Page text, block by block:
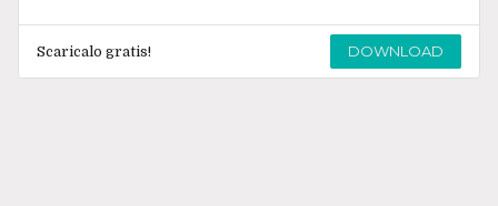
Scaricalo gratis! DOWNLOAD